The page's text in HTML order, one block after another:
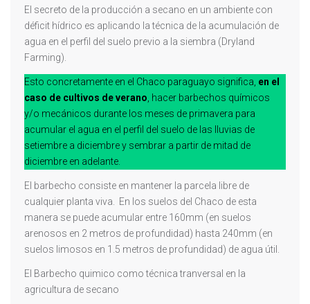
El secreto de la producción a secano en un ambiente con
déficit hídrico es aplicando la técnica de la acumulación de
agua en el perfil del suelo previo a la siembra (Dryland
Farming).
Esto concretamente en el Chaco paraguayo significa, en el
caso de cultivos de verano , hacer barbechos químicos
y/o mecánicos durante los meses de primavera para
acumular el agua en el perfil del suelo de las lluvias de
setiembre a diciembre y sembrar a partir de mitad de
diciembre en adelante.
El barbecho consiste en mantener la parcela libre de
cualquier planta viva. En los suelos del Chaco de esta
manera se puede acumular entre 160mm (en suelos
arenosos en 2 metros de profundidad) hasta 240mm (en
suelos limosos en 1.5 metros de profundidad) de agua útil.
El Barbecho quimico como técnica tranversal en la
agricultura de secano